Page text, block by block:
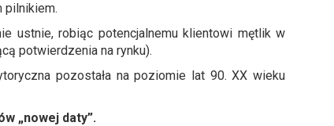
pilnikiem.
ustnie, robiąc potencjalnemu klientowi mętlik w
potwierdzenia na rynku).
pozostała na poziomie lat 90. XX wieku
„nowej daty”.